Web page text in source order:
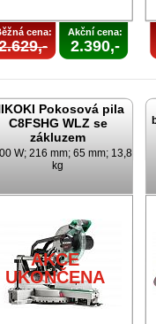
cena: Akční cena:
2.390,-
Pokosová pila
C8FSHG WLZ se
zákluzem
W; 216 mm; 65 mm; 13,8
kg
AKCE
UKONČENA